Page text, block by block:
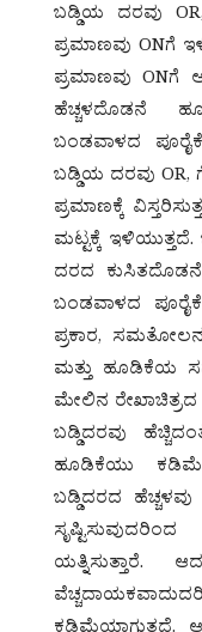
ಬಡ್ಡಿಯ ದರವು
ಪ್ರಮಾಣವು ONಗೆ
ಪ್ರಮಾಣವು ONಗೆ
ಹೆಚ್ಚಳದೊಡನೆ
ಬಂಡವಾಳದ
ಬಡ್ಡಿಯ ದರವು OR,
ಪ್ರಮಾಣಕ್ಕೆ
ಮಟ್ಟಕ್ಕೆ
ದರದ
ಬಂಡವಾಳದ
ಪ್ರಕಾರ,
ಮತ್ತು ಹೂಡಿಕೆಯ
ಮೇಲಿನ
ಬಡ್ಡಿದರವು
ಹೂಡಿಕೆಯು
ಬಡ್ಡಿದರದ
ಯತ್ನಿಸುತ್ತಾರೆ.